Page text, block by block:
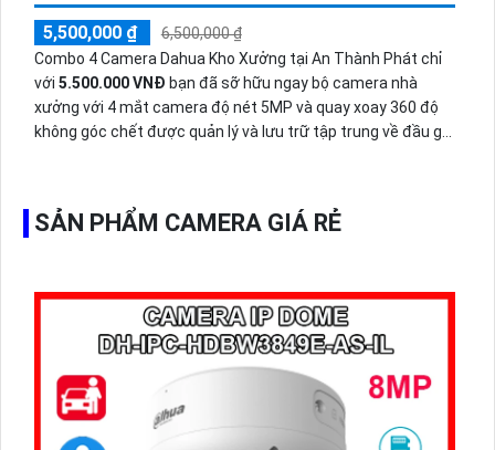
5,500,000 ₫
6,500,000 ₫
Combo 4 Camera Dahua Kho Xưởng tại An Thành Phát chỉ
với 5.500.000 VNĐ bạn đã sỡ hữu ngay bộ camera nhà
xưởng với 4 mắt camera độ nét 5MP và quay xoay 360 độ
không góc chết được quản lý và lưu trữ tập trung về đầu ghi
SẢN PHẨM CAMERA GIÁ RẺ